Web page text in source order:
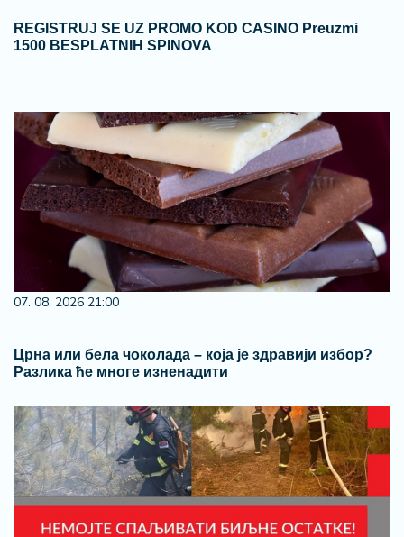
REGISTRUJ SE UZ PROMO KOD CASINO Preuzmi
1500 BESPLATNIH SPINOVA
07. 08. 2026 21:00
Црна или бела чоколада – која је здравији избор?
Разлика ће многе изненадити